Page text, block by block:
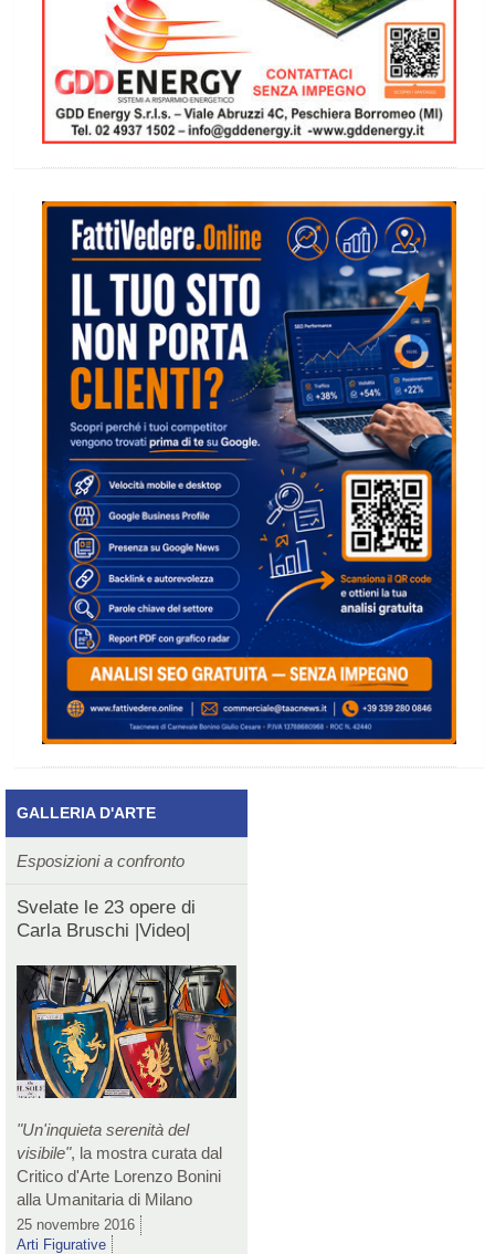
GALLERIA D'ARTE
Esposizioni a confronto
Svelate le 23 opere di
Carla Bruschi |Video|
"Un'inquieta serenità del
visibile", la mostra curata dal
Critico d'Arte Lorenzo Bonini
alla Umanitaria di Milano
25 novembre 2016
Arti Figurative